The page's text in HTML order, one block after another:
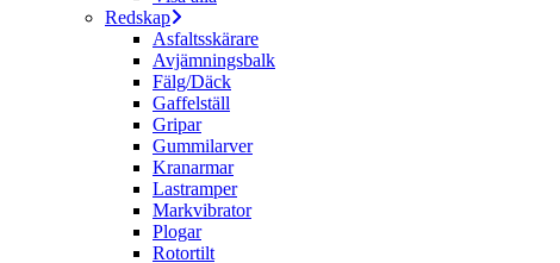
Redskap
Asfaltsskärare
Avjämningsbalk
Fälg/Däck
Gaffelställ
Gripar
Gummilarver
Kranarmar
Lastramper
Markvibrator
Plogar
Rotortilt